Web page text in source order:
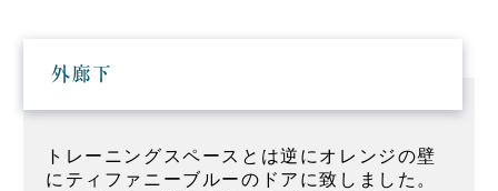
外廊下
トレーニングスペースとは逆にオレンジの壁
にティファニーブルーのドアに致しました。